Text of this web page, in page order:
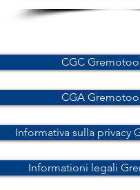
CGC
CGA
Informativa sulla privacy
Informationi legali